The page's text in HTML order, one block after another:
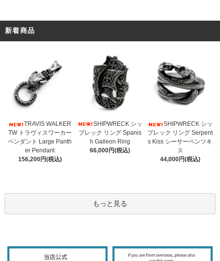
新着商品
TRAVIS WALKER
TW トラヴィスワーカー
ペンダント Large Panth
er Pendant
156,200円(税込)
SHIPWRECK シッ
プレック リング Spanis
h Galleon Ring
66,000円(税込)
SHIPWRECK シッ
プレック リング Serpent
s Kiss シーサーペンツキ
ス
44,000円(税込)
もっと見る